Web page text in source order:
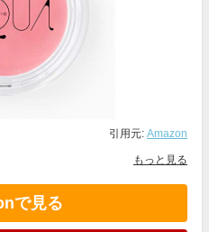
引用元: Amazon
もっと見る
で見る